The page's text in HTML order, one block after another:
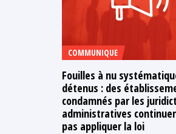
COMMUNIQUE
Fouilles à nu
détenus : des
condamnés par les
administratives
pas appliquer la loi